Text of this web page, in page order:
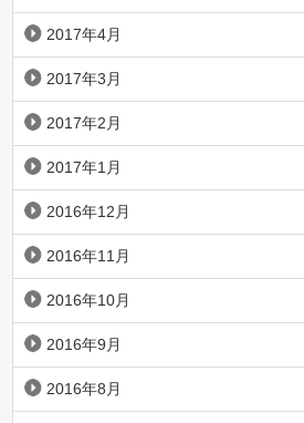
2017年4月
2017年3月
2017年2月
2017年1月
2016年12月
2016年11月
2016年10月
2016年9月
2016年8月